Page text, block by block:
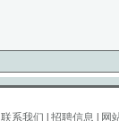
联系我们 招聘信息 网